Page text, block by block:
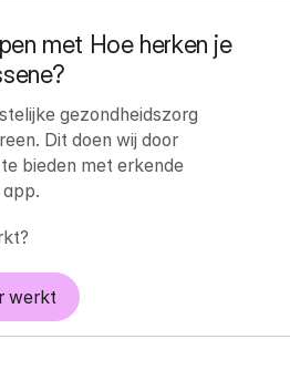
met Hoe herken je
gezondheidszorg
Dit doen wij door
bieden met erkende
werkt